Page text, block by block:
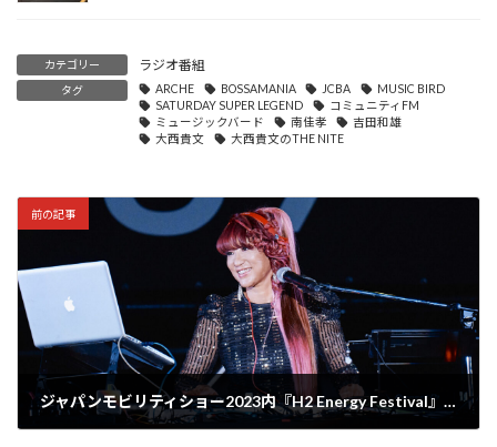
カテゴリー ラジオ番組
タグ ARCHE BOSSAMANIA JCBA
MUSIC BIRD
SATURDAY SUPER LEGEND
コミュニティFM
ミュージックバード
南佳孝
吉田和雄
大西貴文
大西貴文のTHE NITE
前の記事
ジャパンモビリティショー2023内『H2 Energy Festival』で開催されたDJイベントを独自レビュー